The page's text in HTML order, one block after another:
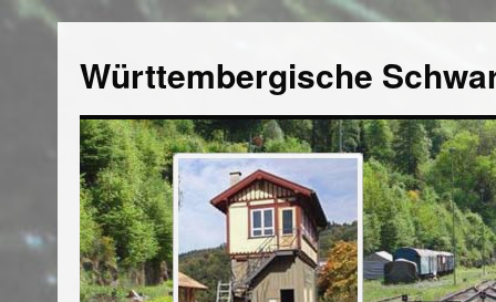
Württembergische